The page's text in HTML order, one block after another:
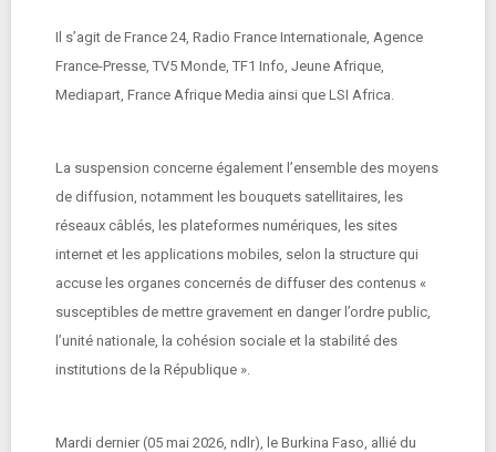
Il s’agit de France 24, Radio France Internationale, Agence
France-Presse, TV5 Monde, TF1 Info, Jeune Afrique,
Mediapart, France Afrique Media ainsi que LSI Africa.
La suspension concerne également l’ensemble des moyens
de diffusion, notamment les bouquets satellitaires, les
réseaux câblés, les plateformes numériques, les sites
internet et les applications mobiles, selon la structure qui
accuse les organes concernés de diffuser des contenus «
susceptibles de mettre gravement en danger l’ordre public,
l’unité nationale, la cohésion sociale et la stabilité des
institutions de la République ».
Mardi dernier (05 mai 2026, ndlr), le Burkina Faso, allié du